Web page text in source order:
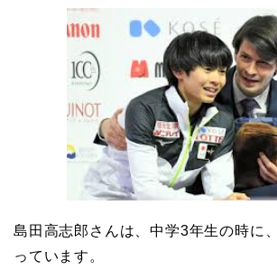
島田高志郎さんは、中学3年生の時に
っています。